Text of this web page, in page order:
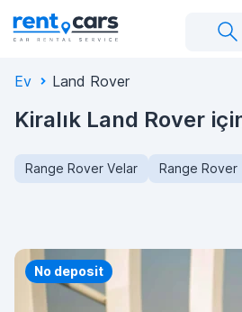
Ev Land Rover
Kiralık Land Rover
Range Rover Velar Range Rover
Priority
No deposit